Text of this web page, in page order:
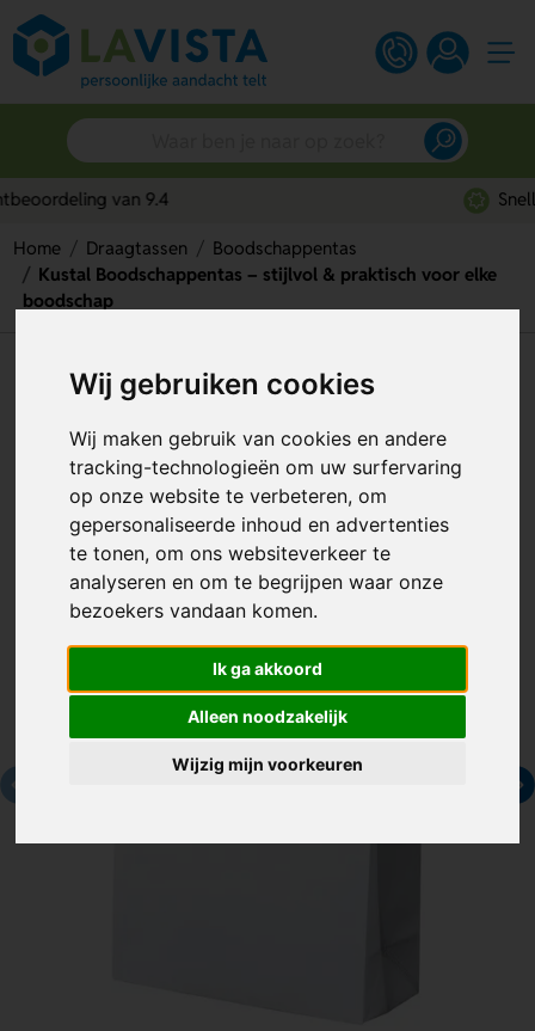
Wij gebruiken cookies
Wij maken gebruik van cookies en andere
tracking-technologieën om uw surfervaring
op onze website te verbeteren, om
gepersonaliseerde inhoud en advertenties
te tonen, om ons websiteverkeer te
analyseren en om te begrijpen waar onze
bezoekers vandaan komen.
Ik ga akkoord
Alleen noodzakelijk
Wijzig mijn voorkeuren
Home Draagtassen
Boodschappentas
Kustal Boodschappentas – stijlvol & praktisch voor elke
boodschap
Kustal Boodschappentas –
boodschap
Artikelnummer:129776